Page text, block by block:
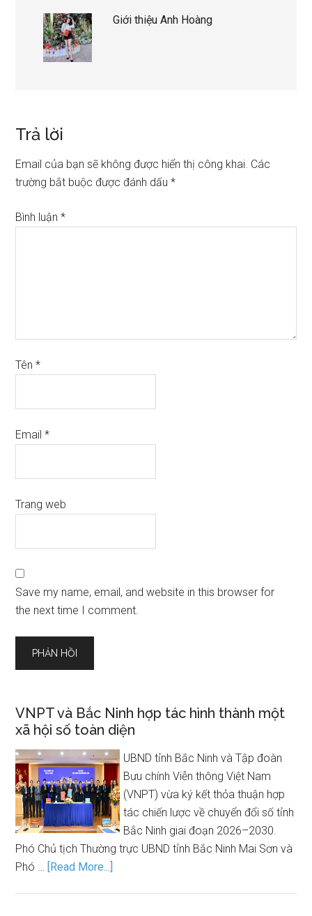
Giới thiệuAnh Hoàng
Trả lời
Email của bạn sẽ không được hiển thị công khai. Các
trường bắt buộc được đánh dấu*
Bình luận*
Tên*
Email*
Trang web
Save my name, email, and website in this browser for
the next time I comment.
VNPT và Bắc Ninh hợp tác hình thành một
xã hội số toàn diện
UBND tỉnh Bắc Ninh và Tập đoàn
Bưu chính Viễn thông Việt Nam
(VNPT) vừa ký kết thỏa thuận hợp
tác chiến lược về chuyển đổi số tỉnh
Bắc Ninh giai đoạn 2026–2030.
Phó Chủ tịch Thường trực UBND tỉnh Bắc Ninh Mai Sơn và
Phó … [Read More...]